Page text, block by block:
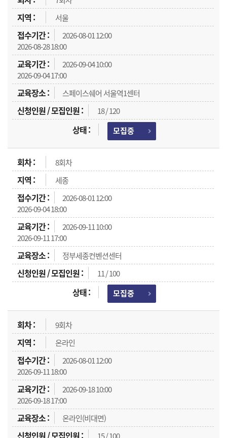
서울
2026-08-01 12:00
2026-08-28 18:00
2026-09-04 10:00
2026-09-04 17:00
스페이스쉐어 서울역1센터
18 / 120
모집중
8회차
세종
2026-08-01 12:00
2026-09-04 18:00
2026-09-11 10:00
2026-09-11 17:00
정부세종컨벤션센터
11 / 100
모집중
9회차
온라인
2026-08-01 12:00
2026-09-11 18:00
2026-09-18 10:00
2026-09-18 17:00
온라인(비대면)
15 / 100